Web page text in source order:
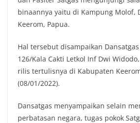
binaannya yaitu di Kampung Molof,
Keerom, Papua.
Hal tersebut disampaikan
126/Kala Cakti Letkol Inf Dwi
rilis tertulisnya di Kabupaten
(08/01/2022).
Dansatgas menyampaikan selain
perbatasan negara, tugas pokok